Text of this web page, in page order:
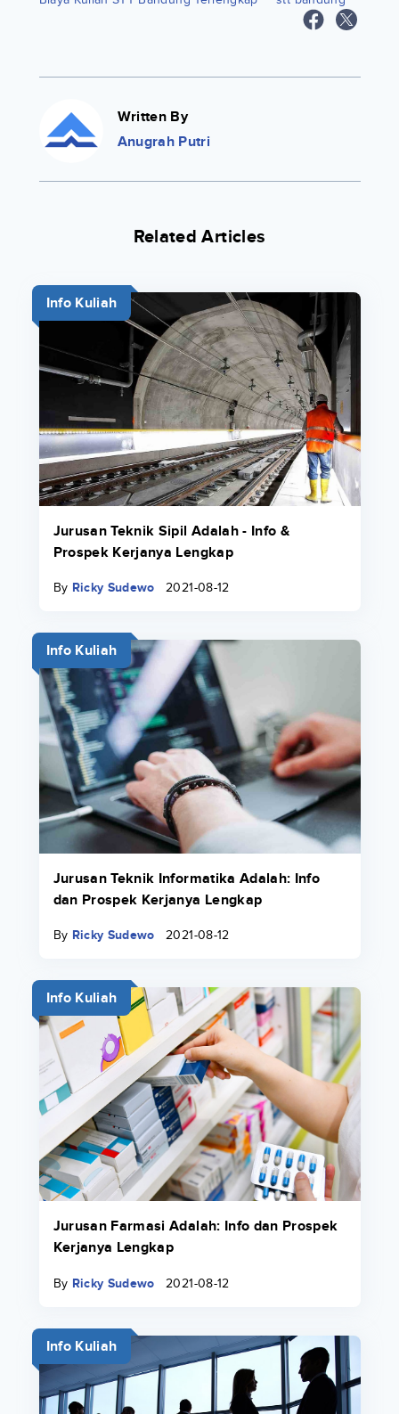
Written By
Anugrah Putri
Related Articles
Info Kuliah
Jurusan Teknik Sipil Adalah - Info &
Prospek Kerjanya Lengkap
By Ricky Sudewo 2021-08-12
Info Kuliah
Jurusan Teknik Informatika Adalah: Info
dan Prospek Kerjanya Lengkap
By Ricky Sudewo 2021-08-12
Info Kuliah
Jurusan Farmasi Adalah: Info dan Prospek
Kerjanya Lengkap
By Ricky Sudewo 2021-08-12
Info Kuliah